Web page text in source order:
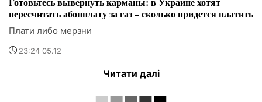
пересчитать абонплату за газ – сколько придется платить
Плати либо мерзни
23:24 05.12
Читати далі